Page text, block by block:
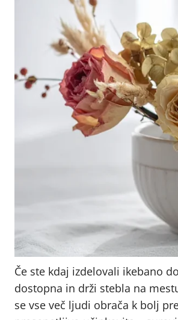
Če ste kdaj izdelovali ikebano
dostopna in drži stebla na
se vse več ljudi obrača k bolj